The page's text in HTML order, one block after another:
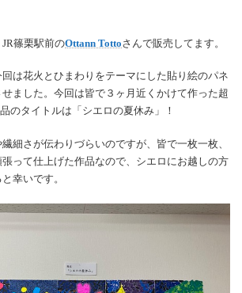
篠栗駅前のOttann Tottoさんで販売してます。
は花火とひまわりをテーマにした貼り絵のパネ
ました。今回は皆で３ヶ月近くかけて作った超
タイトルは「シエロの夏休み」！
細さが伝わりづらいのですが、皆で一枚一枚、
って仕上げた作品なので、シエロにお越しの方
幸いです。